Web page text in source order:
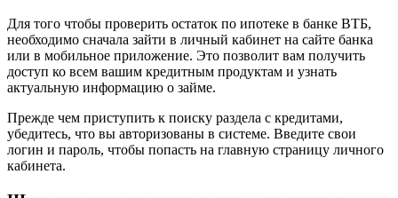
Для того чтобы проверить остаток по ипотеке в банке ВТБ,
необходимо сначала зайти в личный кабинет на сайте банка
или в мобильное приложение. Это позволит вам получить
доступ ко всем вашим кредитным продуктам и узнать
актуальную информацию о займе.
Прежде чем приступить к поиску раздела с кредитами,
убедитесь, что вы авторизованы в системе. Введите свои
логин и пароль, чтобы попасть на главную страницу личного
кабинета.